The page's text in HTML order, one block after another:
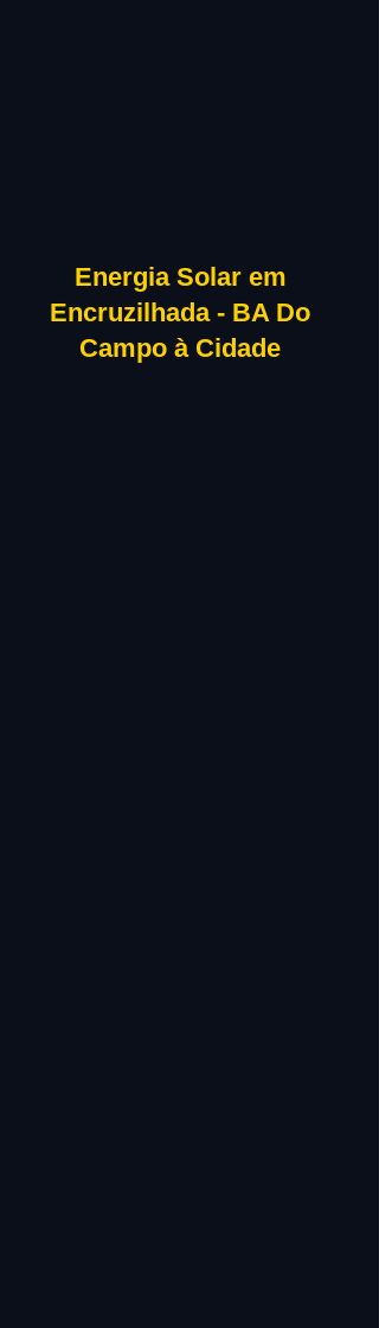
Energia Solar em
Encruzilhada - BA Do
Campo à Cidade